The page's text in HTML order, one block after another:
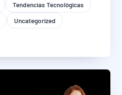
Tendencias Tecnológicas
Uncategorized